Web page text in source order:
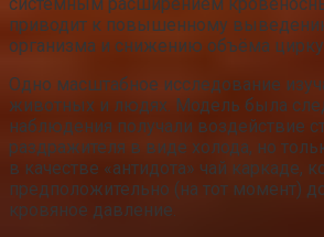
системным расширением
приводит к повышенному
организма и снижению объёма
Одно масштабное исследование
животных и людях. Модель была
наблюдения получали воздействие
раздражителя в виде холода, но
в качестве «антидота» чай каркаде,
предположительно (на тот момент)
кровяное давление.